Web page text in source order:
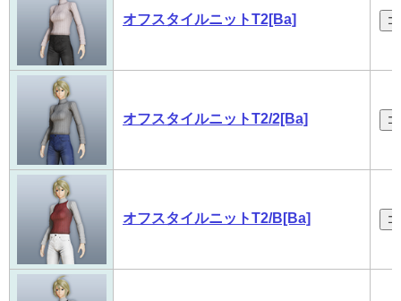
オフスタイルニットT2[Ba]
オフスタイルニットT2/2[Ba]
オフスタイルニットT2/B[Ba]